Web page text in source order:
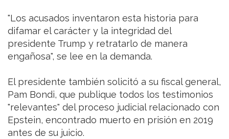
"Los acusados inventaron esta historia para
difamar el carácter y la integridad del
presidente Trump y retratarlo de manera
engañosa", se lee en la demanda.
El presidente también solicitó a su fiscal general,
Pam Bondi, que publique todos los testimonios
"relevantes" del proceso judicial relacionado con
Epstein, encontrado muerto en prisión en 2019
antes de su juicio.